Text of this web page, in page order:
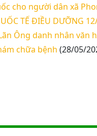
cho người dân xã
TẾ ĐIỀU DƯỠNG
Ông danh nhân văn
chữa bệnh (28/05/